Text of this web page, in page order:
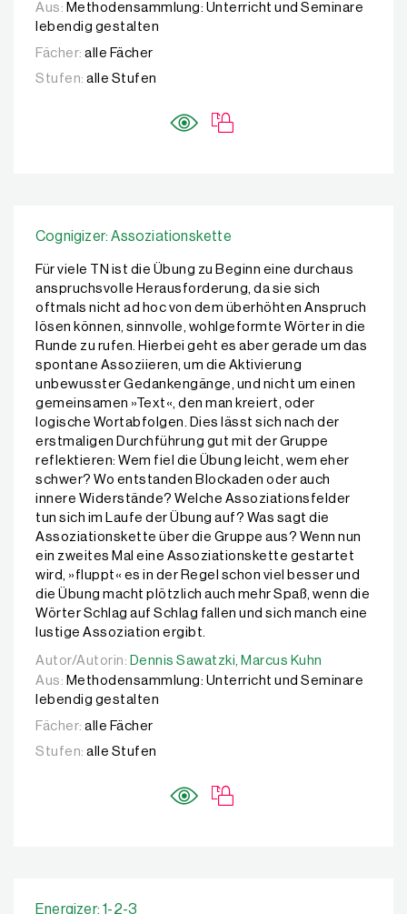
Aus: Methodensammlung: Unterricht und Seminare
lebendig gestalten
Fächer: alle Fächer
Stufen: alle Stufen
Cognigizer: Assoziationskette
Für viele TN ist die Übung zu Beginn eine durchaus
anspruchsvolle Herausforderung, da sie sich
oftmals nicht ad hoc von dem überhöhten Anspruch
lösen können, sinnvolle, wohlgeformte Wörter in die
Runde zu rufen. Hierbei geht es aber gerade um das
spontane Assoziieren, um die Aktivierung
unbewusster Gedankengänge, und nicht um einen
gemeinsamen »Text«, den man kreiert, oder
logische Wortabfolgen. Dies lässt sich nach der
erstmaligen Durchführung gut mit der Gruppe
reflektieren: Wem fiel die Übung leicht, wem eher
schwer? Wo entstanden Blockaden oder auch
innere Widerstände? Welche Assoziationsfelder
tun sich im Laufe der Übung auf? Was sagt die
Assoziationskette über die Gruppe aus? Wenn nun
ein zweites Mal eine Assoziationskette gestartet
wird, »fluppt« es in der Regel schon viel besser und
die Übung macht plötzlich auch mehr Spaß, wenn die
Wörter Schlag auf Schlag fallen und sich manch eine
lustige Assoziation ergibt.
Autor/Autorin: Dennis Sawatzki, Marcus Kuhn
Autor/Autorin: Dennis Sawatzki, Marcus Kuhn
Aus: Methodensammlung: Unterricht und Seminare
lebendig gestalten
Fächer: alle Fächer
Stufen: alle Stufen
Energizer: 1-2-3